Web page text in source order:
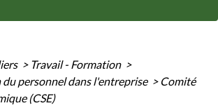
> Travail - Formation >
personnel dans l'entreprise > Comité
(CSE)